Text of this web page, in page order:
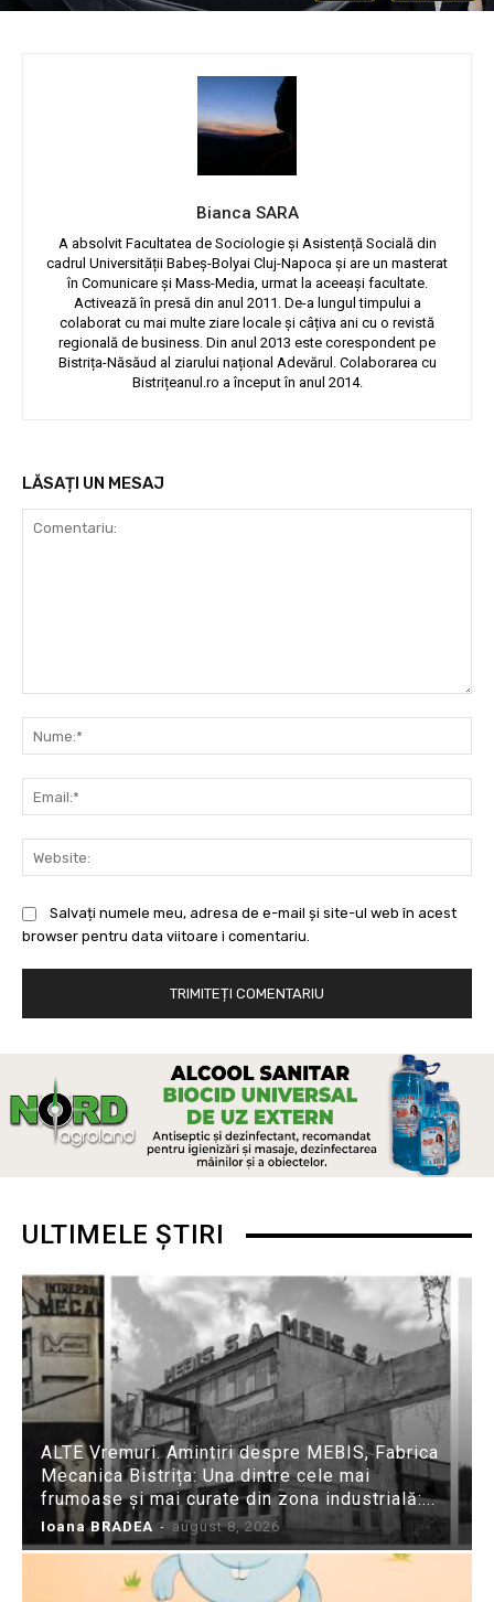
Bianca SARA
A absolvit Facultatea de Sociologie și Asistență Socială din
cadrul Universității Babeș-Bolyai Cluj-Napoca și are un masterat
în Comunicare și Mass-Media, urmat la aceeași facultate.
Activează în presă din anul 2011. De-a lungul timpului a
colaborat cu mai multe ziare locale și câțiva ani cu o revistă
regională de business. Din anul 2013 este corespondent pe
Bistrița-Năsăud al ziarului național Adevărul. Colaborarea cu
Bistrițeanul.ro a început în anul 2014.
LĂSAȚI UN MESAJ
Salvați numele meu, adresa de e-mail și site-ul web în acest
browser pentru data viitoare i comentariu.
ULTIMELE ȘTIRI
ALTE Vremuri. Amintiri despre MEBIS, Fabrica
Mecanica Bistrița: Una dintre cele mai
frumoase și mai curate din zona industrială:...
Ioana BRADEA - august 8, 2026